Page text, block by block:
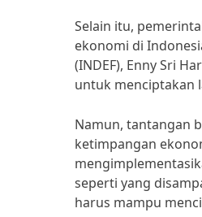
Selain itu,
ekonomi di
(INDEF), Enny Sri
untuk menciptakan
Namun, tantangan
ketimpangan
seperti yang
harus mampu